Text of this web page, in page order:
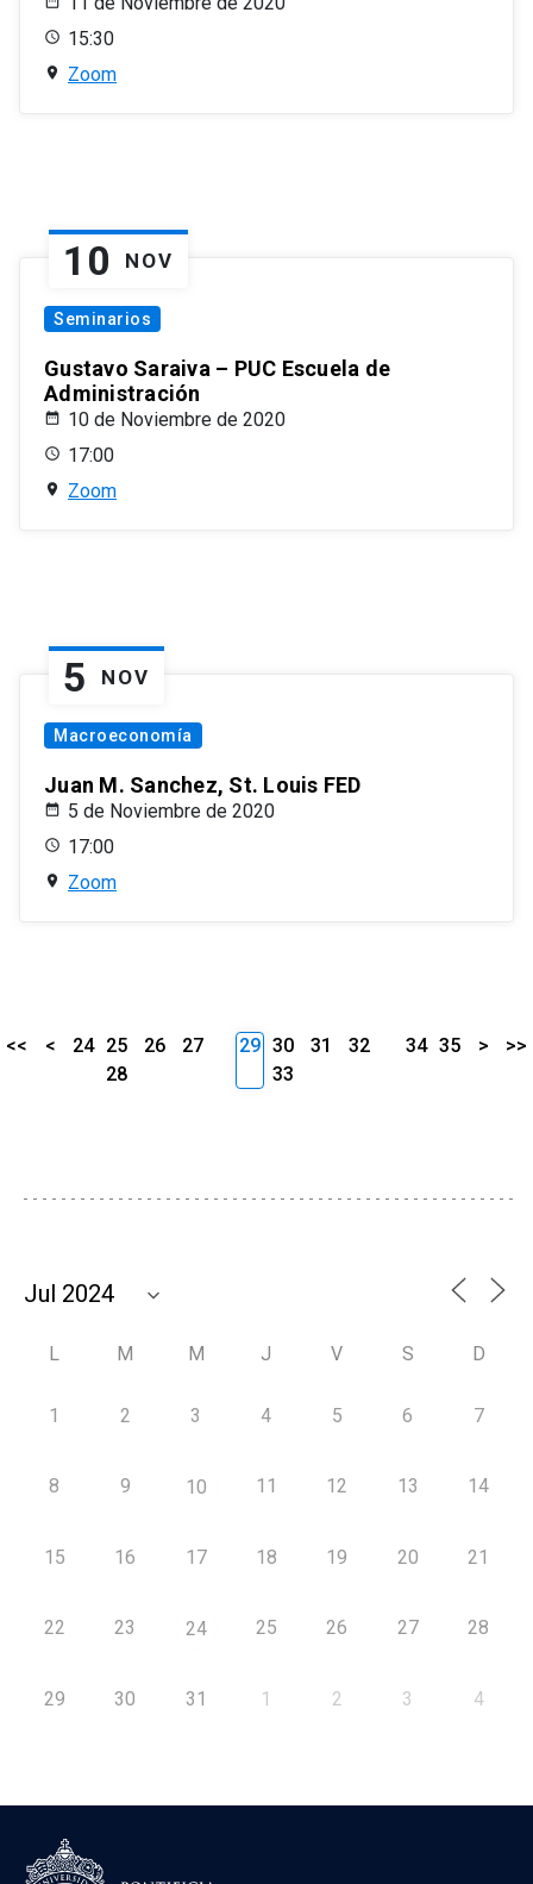
15:30
Zoom
10 NOV
Seminarios
Gustavo Saraiva – PUC Escuela de
Administración
10 de Noviembre de 2020
17:00
Zoom
5 NOV
Macroeconomía
Juan M. Sanchez, St. Louis FED
5 de Noviembre de 2020
17:00
Zoom
<< < 24 25 26
27
28
29 30 31
32
33
34 35 > >>
L M M J V S D
1 2 3 4 5 6 7
8 9 10 11 12 13 14
15 16 17 18 19 20 21
22 23 24 25 26 27 28
29 30 31 1 2 3 4